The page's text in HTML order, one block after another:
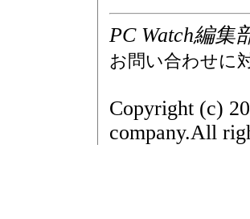
PC Watch編集
お問い合わせに
Copyright (c)
company.All